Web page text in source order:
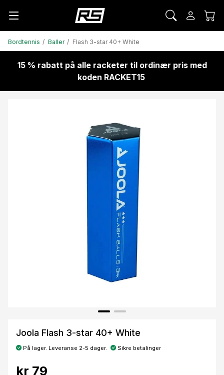
Bordtennis Baller Flash 3-star 40+ White
15 % rabatt på alle racketer til ordinær pris med
koden RACKET15
Joola Flash 3-star 40+ White
På lager. Leveranse 2-5 dager. Sikre betalinger
kr 79